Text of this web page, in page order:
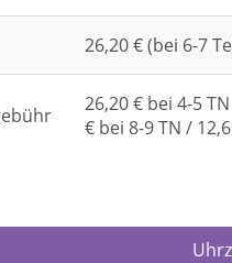
26,20 € (bei 6-7
26,20 € bei 4-5
€ bei 8-9 TN /